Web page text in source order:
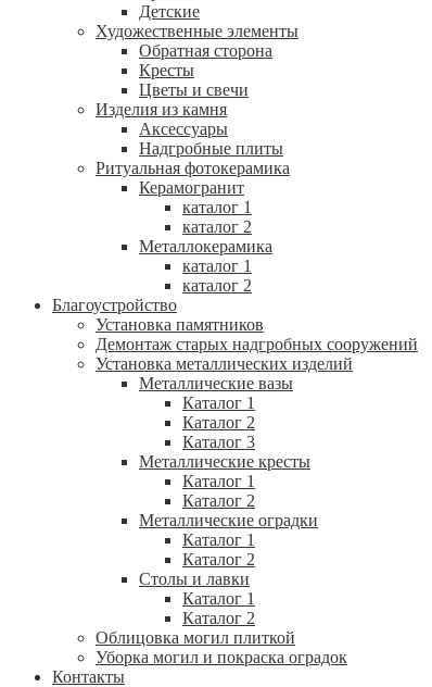
Детские
Художественные элементы
Обратная сторона
Кресты
Цветы и свечи
Изделия из камня
Аксессуары
Надгробные плиты
Ритуальная фотокерамика
Керамогранит
каталог 1
каталог 2
Металлокерамика
каталог 1
каталог 2
Благоустройство
Установка памятников
Демонтаж старых надгробных сооружений
Установка металлических изделий
Металлические вазы
Каталог 1
Каталог 2
Каталог 3
Металлические кресты
Каталог 1
Каталог 2
Металлические оградки
Каталог 1
Каталог 2
Столы и лавки
Каталог 1
Каталог 2
Облицовка могил плиткой
Уборка могил и покраска оградок
Контакты